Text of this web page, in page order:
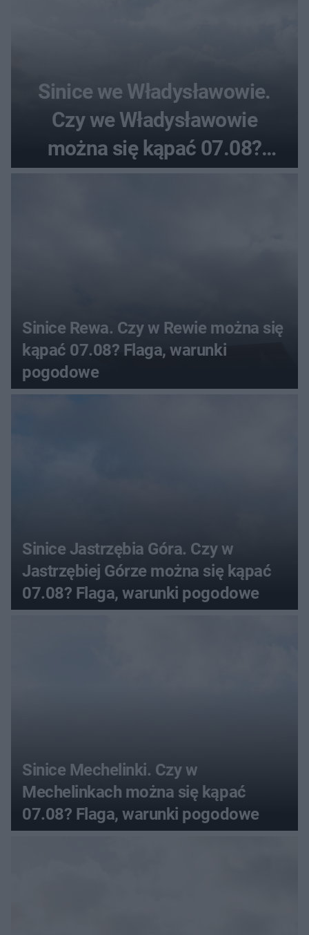
Sinice we Władysławowie.
Czy we Władysławowie
można się kąpać 07.08?
Sinice Rewa. Czy w Rewie można się
kąpać 07.08? Flaga, warunki
pogodowe
Sinice Jastrzębia Góra. Czy w
Jastrzębiej Górze można się kąpać
07.08? Flaga, warunki pogodowe
Sinice Mechelinki. Czy w
Mechelinkach można się kąpać
07.08? Flaga, warunki pogodowe